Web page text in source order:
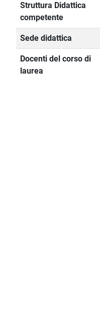
Struttura Didattica
competente
Sede didattica
Docenti del corso di
laurea